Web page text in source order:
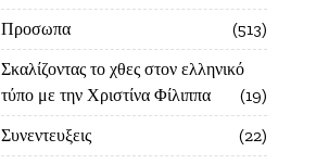
Προσωπα
513
Σκαλίζοντας το χθες στον ελληνικό
τύπο με την Χριστίνα Φίλιππα
19
Συνεντευξεις
22